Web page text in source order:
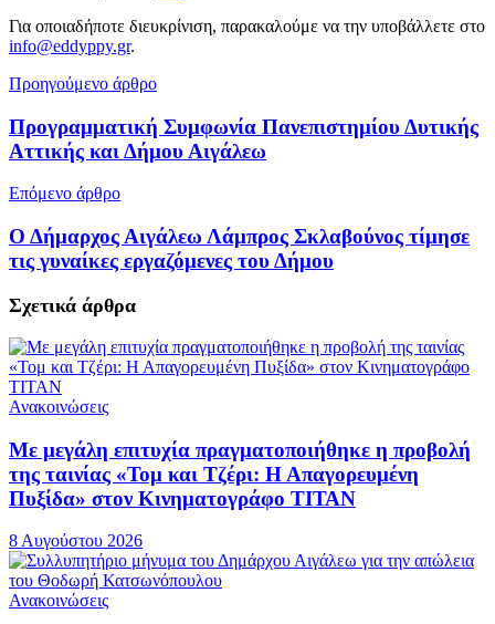
Για οποιαδήποτε διευκρίνιση, παρακαλούμε να την υποβάλλετε στο
info@eddyppy.gr.
Προηγούμενο άρθρο
Προγραμματική Συμφωνία Πανεπιστημίου Δυτικής
Αττικής και Δήμου Αιγάλεω
Επόμενο άρθρο
Ο Δήμαρχος Αιγάλεω Λάμπρος Σκλαβούνος τίμησε
τις γυναίκες εργαζόμενες του Δήμου
Σχετικά άρθρα
Ανακοινώσεις
Με μεγάλη επιτυχία πραγματοποιήθηκε η προβολή
της ταινίας «Τομ και Τζέρι: Η Απαγορευμένη
Πυξίδα» στον Κινηματογράφο ΤΙΤΑΝ
8 Αυγούστου 2026
Ανακοινώσεις